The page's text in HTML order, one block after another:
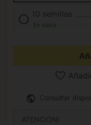
10 semillas
En stock
Consultar
ATENCIÓN!